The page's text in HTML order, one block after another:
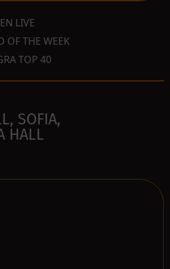
LIVE
OF THE WEEK
TOP 40
SOFIA,
HALL